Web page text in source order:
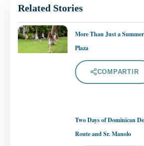
Related Stories
More Than Just a
Plaza
COMPARTIR
Two Days of Dominican
Route and Sr. Manolo